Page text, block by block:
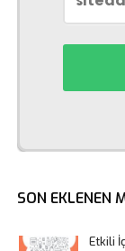
SON EKLENEN
Etkili